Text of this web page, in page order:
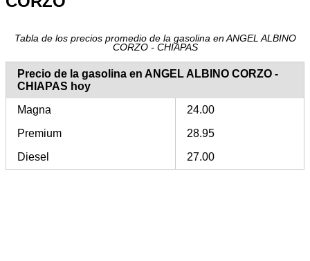
Tabla de los precios promedio de la gasolina en ANGEL ALBINO
CORZO - CHIAPAS
Precio de la gasolina en ANGEL ALBINO CORZO -
CHIAPAS hoy
Magna
24.00
Premium
28.95
Diesel
27.00